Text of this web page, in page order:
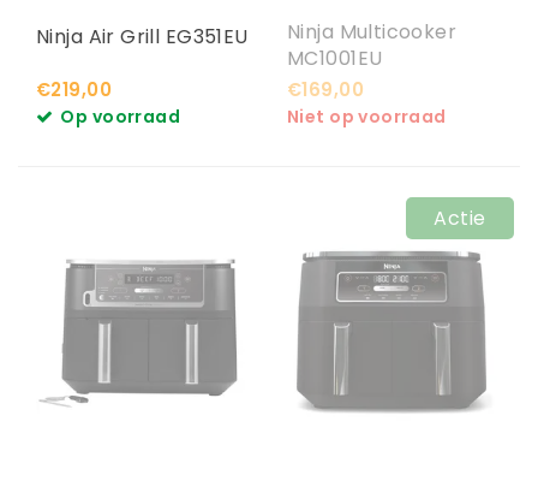
Ninja Air Grill EG351EU
€219,00
Op voorraad
Ninja Multicooker
MC1001EU
€169,00
Niet op voorraad
Actie